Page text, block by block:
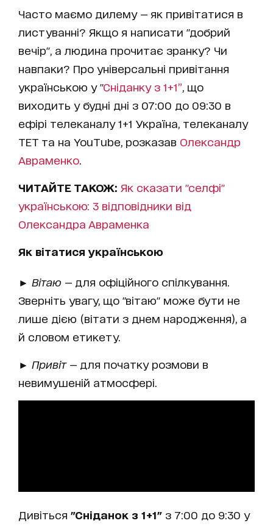
Часто маємо дилему — як привітатися в
листуванні? Якщо я написати "добрий
вечір", а людина прочитає зранку? Чи
навпаки? Про універсальні привітання
українською у "Сніданку з 1+1” , що
виходить у будні дні з 07:00 до 09:30 в
ефірі телеканалу 1+1 Україна, телеканалу
ТЕТ та на YouTube, розказав Олександр
Авраменко
ЧИТАЙТЕ ТАКОЖ: Як сказати "селфі"
українською: 3 відповідники від
Олександра Авраменка
Як вітатися українською
► Вітаю — для офіційного спілкування.
Зверніть увагу, що "вітаю" може бути не
лише дією (вітати з днем народження), а
й словом етикету.
► Привіт— для початку розмови в
невимушеній атмосфері.
Дивіться "Сніданок з 1+1" з 7:00 до 9:30 у